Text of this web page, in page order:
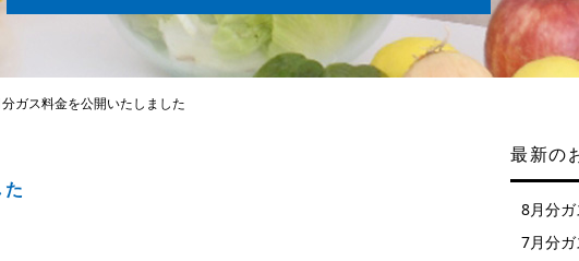
ガス料金を公開いたしました
最新の
8月分
7月分